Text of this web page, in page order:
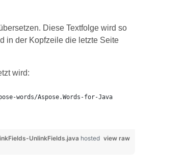
Diese Textfolge wird so
in der Kopfzeile die letzte Seite
wird:
words/Aspose.Words-for-Java
view raw
UnlinkFields.java hosted